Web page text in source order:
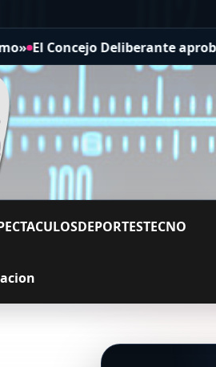
El Concejo Deliberante aprobó
DEPORTESTECNO